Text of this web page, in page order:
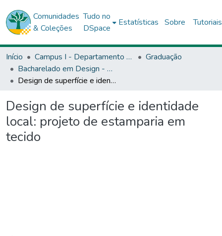
Comunidades
& Coleções
Tudo no
DSpace
Estatísticas Sobre Tutoriais
Início Campus I - Departamento de Ciências Exata e da Terra (DCET) - Salvador
Graduação
Bacharelado em Design - DCET1
Design de superfície e identidade local: projeto de estamparia em tecido
Design de superfície e identidade
local: projeto de estamparia em
tecido